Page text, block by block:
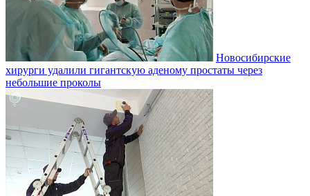
Новосибирские
хирурги удалили гигантскую аденому простаты через
небольшие проколы